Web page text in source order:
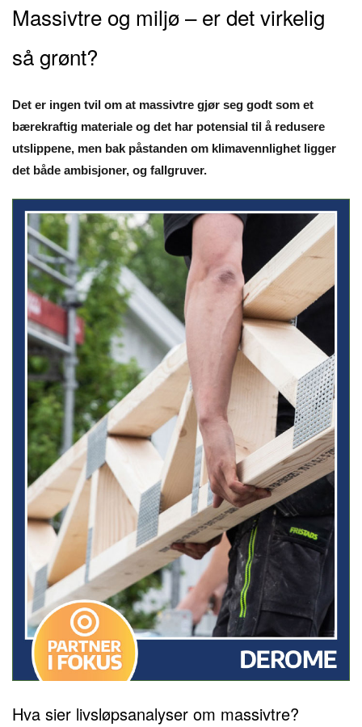
Massivtre og miljø – er det virkelig
så grønt?
Det er ingen tvil om at massivtre gjør seg godt som et
bærekraftig materiale og det har potensial til å redusere
utslippene, men bak påstanden om klimavennlighet ligger
det både ambisjoner, og fallgruver.
Hva sier livsløpsanalyser om massivtre?